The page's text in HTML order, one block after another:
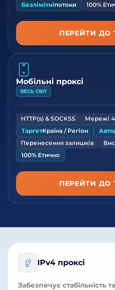
Безлімітніпотоки 100%
ПЕРЕЙТИ ДО
Мобільні проксі
ВЕСЬ СВІТ
HTTP(s) & SOCKS5
Мережі
ТаргетКраїна / Регіон Авто
Перенесення залишків
100% Етично
ПЕРЕЙТИ ДО
IPv4 проксі
Забезпечує стабільність